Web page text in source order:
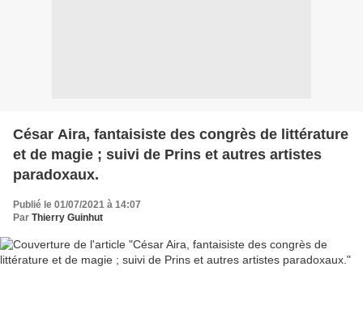
César Aira, fantaisiste des congrès de littérature
et de magie ; suivi de Prins et autres artistes
paradoxaux.
Publié le 01/07/2021 à 14:07
Par Thierry Guinhut